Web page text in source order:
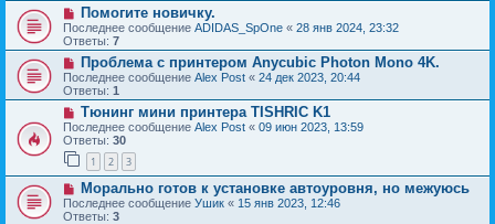
Помогите новичку.
Последнее сообщение ADIDAS_SpOne « 28 янв 2024, 23:32
Ответы: 7
Проблема с принтером Anycubic Photon Mono 4K.
Последнее сообщение Alex Post « 24 дек 2023, 20:44
Ответы: 1
Тюнинг мини принтера TISHRIC K1
Последнее сообщение Alex Post « 09 июн 2023, 13:59
Ответы: 30
1 2 3
Морально готов к установке автоуровня, но межуюсь
Последнее сообщение Ушик « 15 янв 2023, 12:46
Ответы: 3